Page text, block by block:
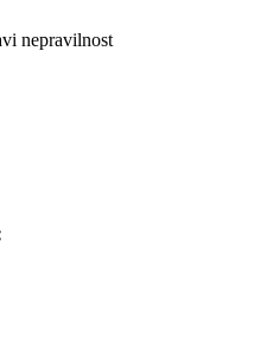
nepravilnost